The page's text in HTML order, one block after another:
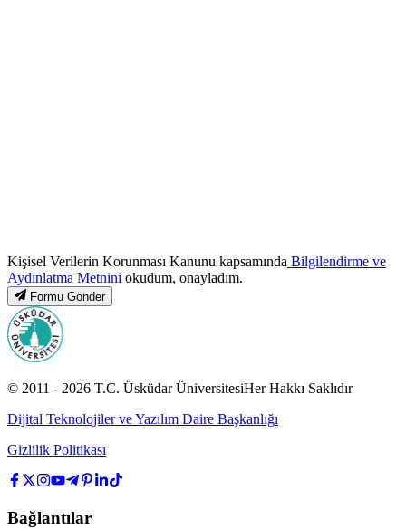
Kişisel Verilerin Korunması Kanunu kapsamında Bilgilendirme ve
Aydınlatma Metnini okudum, onayladım.
Formu Gönder
© 2011 - 2026 T.C. Üsküdar ÜniversitesiHer Hakkı Saklıdır
Dijital Teknolojiler ve Yazılım Daire Başkanlığı
Gizlilik Politikası
Bağlantılar